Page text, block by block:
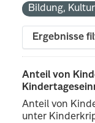
Bildung,
Ergebnisse
Anteil von
Anteil von
unter